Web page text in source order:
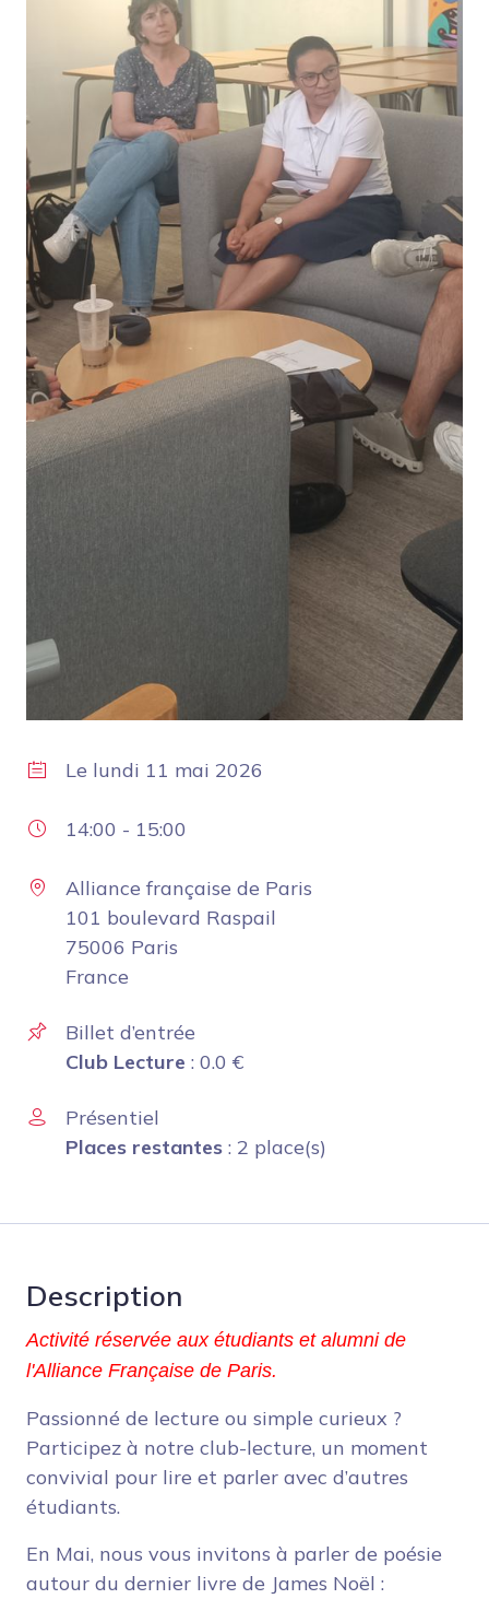
Le lundi 11 mai 2026
14:00 - 15:00
Alliance française de Paris
101 boulevard Raspail
75006 Paris
France
Billet d’entrée
Club Lecture : 0.0 €
Présentiel
Places restantes : 2 place(s)
Description
Activité réservée aux étudiants et alumni de
l'Alliance Française de Paris.
Passionné de lecture ou simple curieux ?
Participez à notre club-lecture, un moment
convivial pour lire et parler avec d’autres
étudiants.
En Mai, nous vous invitons à parler de poésie
autour du dernier livre de James Noël :